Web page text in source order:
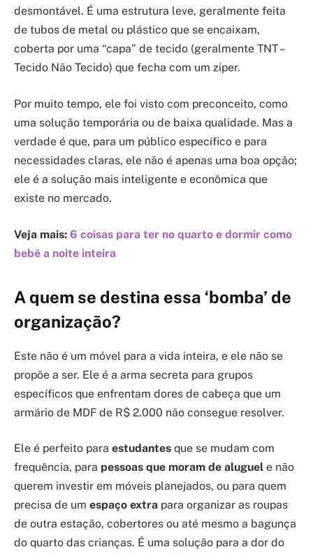
desmontável. É uma estrutura leve, geralmente feita
de tubos de metal ou plástico que se encaixam,
coberta por uma “capa” de tecido (geralmente TNT –
Tecido Não Tecido) que fecha com um zíper.
Por muito tempo, ele foi visto com preconceito, como
uma solução temporária ou de baixa qualidade. Mas a
verdade é que, para um público específico e para
necessidades claras, ele não é apenas uma boa opção;
ele é a solução mais inteligente e econômica que
existe no mercado.
Veja mais: 6 coisas para ter no quarto e dormir como
bebê a noite inteira
A quem se destina essa ‘bomba’ de
organização?
Este não é um móvel para a vida inteira, e ele não se
propõe a ser. Ele é a arma secreta para grupos
específicos que enfrentam dores de cabeça que um
armário de MDF de R$ 2.000 não consegue resolver.
Ele é perfeito para estudantes que se mudam com
frequência, para pessoas que moram de aluguel e não
querem investir em móveis planejados, ou para quem
precisa de um espaço extra para organizar as roupas
de outra estação, cobertores ou até mesmo a bagunça
do quarto das crianças. É uma solução para a dor do